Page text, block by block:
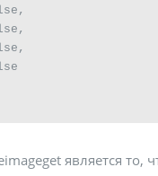
является то,